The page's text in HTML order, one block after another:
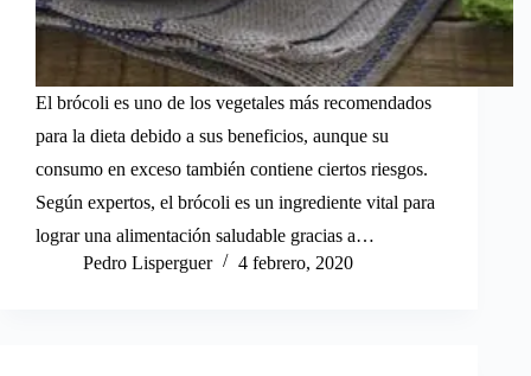
El brócoli es uno de los vegetales más recomendados
para la dieta debido a sus beneficios, aunque su
consumo en exceso también contiene ciertos riesgos.
Según expertos, el brócoli es un ingrediente vital para
lograr una alimentación saludable gracias a…
Pedro Lisperguer
4 febrero, 2020